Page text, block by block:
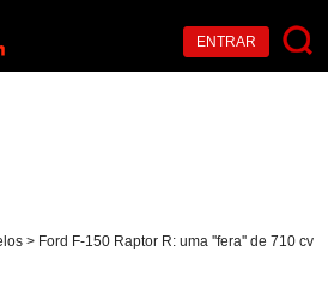
ENTRAR
> Ford F-150 Raptor R: uma ''fera'' de 710 cv